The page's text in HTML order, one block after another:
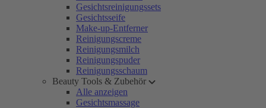
Gesichtsreinigungssets
Gesichtsseife
Make-up-Entferner
Reinigungscreme
Reinigungsmilch
Reinigungspuder
Reinigungsschaum
Beauty Tools & Zubehör
Alle anzeigen
Gesichtsmassage